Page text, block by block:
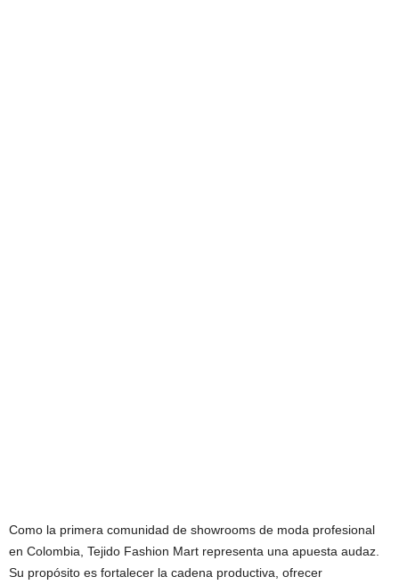
Como la primera comunidad de showrooms de moda profesional
en Colombia, Tejido Fashion Mart representa una apuesta audaz.
Su propósito es fortalecer la cadena productiva, ofrecer